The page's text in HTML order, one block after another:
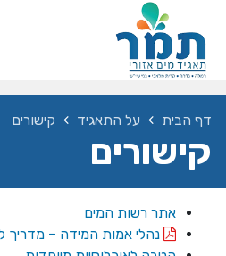
דף הבית על התאגיד קישורים
קישורים
אתר רשות המים
נהלי אמות המידה – מדריך